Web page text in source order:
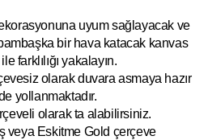
uyum sağlayacak ve
bir hava katacak kanvas
farklılığı yakalayın.
olarak duvara asmaya hazır
yollanmaktadır.
olarak ta alabilirsiniz.
veya Eskitme Gold çerçeve